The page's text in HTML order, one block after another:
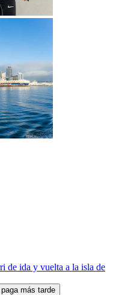
de ida y vuelta a la isla de
más tarde